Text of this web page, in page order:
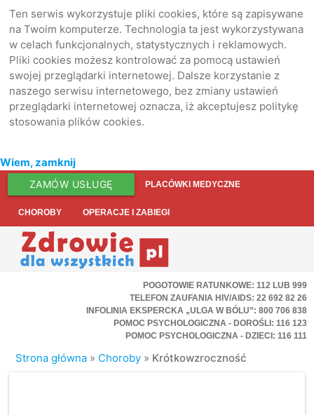
Ten serwis wykorzystuje pliki cookies, które są zapisywane
na Twoim komputerze. Technologia ta jest wykorzystywana
w celach funkcjonalnych, statystycznych i reklamowych.
Pliki cookies możesz kontrolować za pomocą ustawień
swojej przeglądarki internetowej. Dalsze korzystanie z
naszego serwisu internetowego, bez zmiany ustawień
przeglądarki internetowej oznacza, iż akceptujesz politykę
stosowania plików cookies.
Wiem, zamknij
ZAMÓW USŁUGĘ PLACÓWKI MEDYCZNE
CHOROBY OPERACJE I ZABIEGI
POGOTOWIE RATUNKOWE: 112 LUB 999
TELEFON ZAUFANIA HIV/AIDS: 22 692 82 26
INFOLINIA EKSPERCKA „ULGA W BÓLU”: 800 706 838
POMOC PSYCHOLOGICZNA - DOROŚLI: 116 123
POMOC PSYCHOLOGICZNA - DZIECI: 116 111
Strona główna » Choroby » Krótkowzroczność